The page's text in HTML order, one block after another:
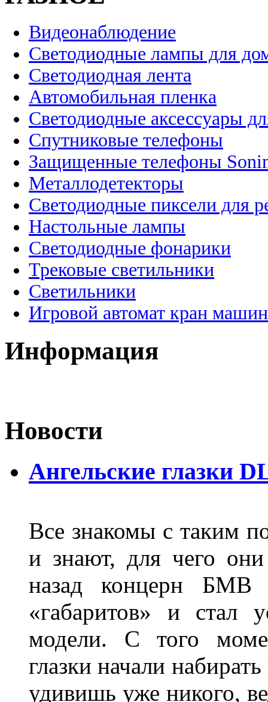
Видеонаблюдение
Светодиодные лампы для
Светодиодная лента
Автомобильная пленка
Светодиодные аксессуары
Спутниковые телефоны
Защищенные телефоны
Металлодетекторы
Светодиодные пиксели для
Настольные лампы
Светодиодные фонарики
Трековые светильники
Светильники
Игровой автомат кран
Информация
Новости
Ангельские глазки
Все знакомы с таким
и знают, для чего
назад концерн БМВ
«габаритов» и стал
модели. С того
глазки начали
удивишь уже никого,